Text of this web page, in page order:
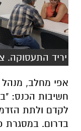
יריד התעסוקה.
אפי מחלב, מנהל
חשיבות הכנס:
לקדם ולתת
של משרד
והמפעלים
בכדי לקדם